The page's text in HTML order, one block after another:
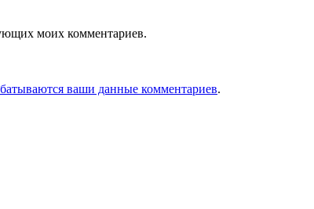
моих комментариев.
ваши данные комментариев.